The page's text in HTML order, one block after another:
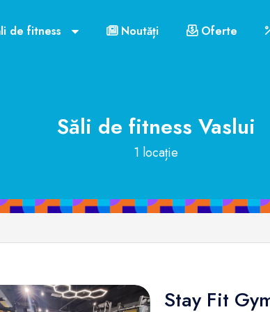
de fitness Noutăți Oferte
Săli de fitness Vaslui
1 locație
Stay Fit